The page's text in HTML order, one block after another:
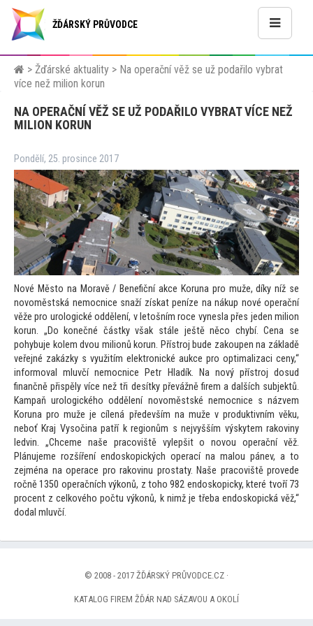
ŽĎÁRSKÝ PRŮVODCE
> Žďárské aktuality > Na operační věž se už podařilo vybrat
více než milion korun
NA OPERAČNÍ VĚŽ SE UŽ PODAŘILO VYBRAT VÍCE NEŽ
MILION KORUN
Pondělí, 25. prosince 2017
Nové Město na Moravě / Benefiční akce Koruna pro muže, díky níž se
novoměstská nemocnice snaží získat peníze na nákup nové operační
věže pro urologické oddělení, v letošním roce vynesla přes jeden milion
korun. „Do konečné částky však stále ještě něco chybí. Cena se
pohybuje kolem dvou milionů korun. Přístroj bude zakoupen na základě
veřejné zakázky s využitím elektronické aukce pro optimalizaci ceny,“
informoval mluvčí nemocnice Petr Hladík. Na nový přístroj dosud
finančně přispěly více než tři desítky převážně firem a dalších subjektů.
Kampaň urologického oddělení novoměstské nemocnice s názvem
Koruna pro muže je cílená především na muže v produktivním věku,
neboť Kraj Vysočina patří k regionům s nejvyšším výskytem rakoviny
ledvin. „Chceme naše pracoviště vylepšit o novou operační věž.
Plánujeme rozšíření endoskopických operací na malou pánev, a to
zejména na operace pro rakovinu prostaty. Naše pracoviště provede
ročně 1350 operačních výkonů, z toho 982 endoskopicky, které tvoří 73
procent z celkového počtu výkonů, k nimž je třeba endoskopická věž,“
dodal mluvčí.
© 2008 - 2017 ŽĎÁRSKÝ PRŮVODCE.CZ ·
KATALOG FIREM ŽĎÁR NAD SÁZAVOU A OKOLÍ